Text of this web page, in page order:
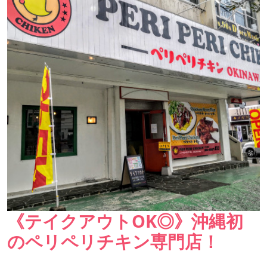
《テイクアウトOK◎》沖縄初
のペリペリチキン専門店！